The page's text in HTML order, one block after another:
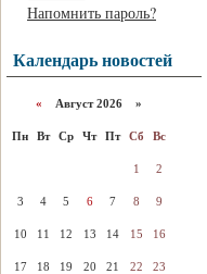
Напомнить пароль?
Календарь новостей
« Август 2026 »
Пн Вт Ср Чт Пт Сб Вс
1 2
3 4 5 6 7 8 9
10 11 12 13 14 15 16
17 18 19 20 21 22 23